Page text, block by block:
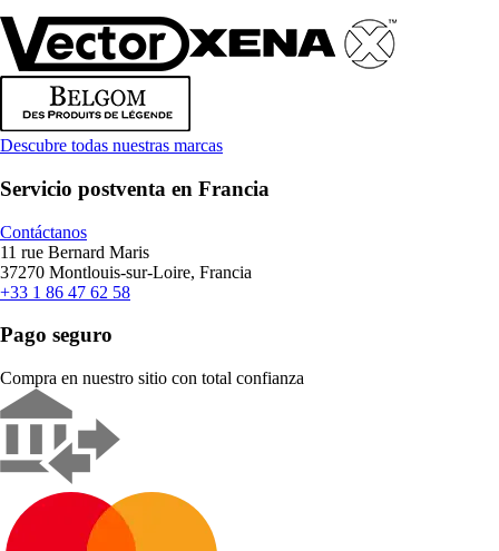
Descubre todas nuestras marcas
Servicio postventa en Francia
Contáctanos
11 rue Bernard Maris
37270 Montlouis-sur-Loire, Francia
+33 1 86 47 62 58
Pago seguro
Compra en nuestro sitio con total confianza